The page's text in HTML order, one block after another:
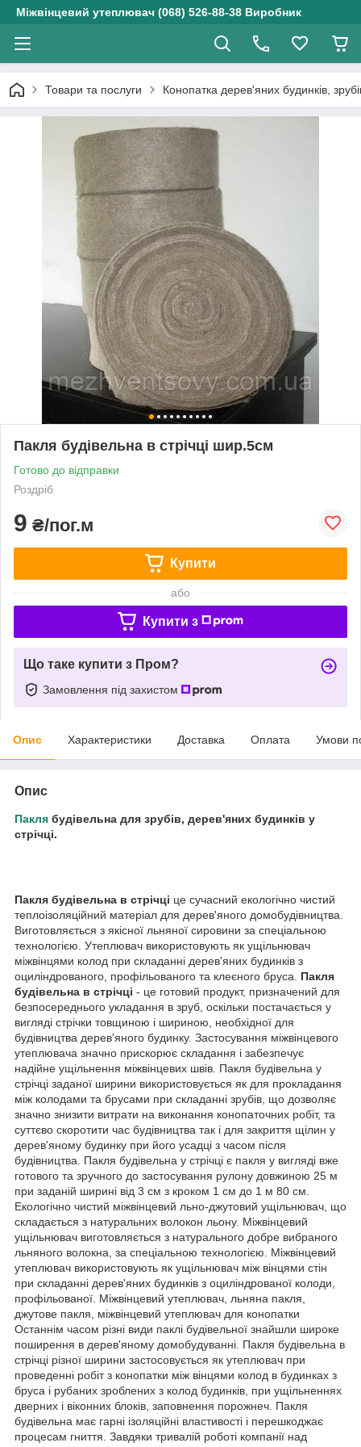
Міжвінцевий утеплювач (068) 526-88-38 Виробник
Товари та послуги Конопатка дерев'яних будинків,
Пакля будівельна в стрічці шир.5см
Готово до відправки
Роздріб
9 ₴/пог.м
Купити
або
Купити з
Що таке купити з Пром?
Замовлення під захистом
Опис Характеристики Доставка Оплата Умови
Опис
Пакля будівельна для зрубів, дерев'яних будинків у
стрічці.
Пакля будівельна в стрічці це сучасний екологічно чистий
теплоізоляційний матеріал для дерев'яного домобудівництва.
Виготовляється з якісної льняної сировини за спеціальною
технологією. Утеплювач використовують як ущільнювач
міжвінцями колод при складанні дерев'яних будинків з
оциліндрованого, профільованого та клеєного бруса. Пакля
будівельна в стрічці - це готовий продукт, призначений для
безпосереднього укладання в зруб, оскільки постачається у
вигляді стрічки товщиною і шириною, необхідної для
будівництва дерев'яного будинку. Застосування міжвінцевого
утеплювача значно прискорює складання і забезпечує
надійне ущільнення міжвінцевих швів. Пакля будівельна у
стрічці заданої ширини використовується як для прокладання
між колодами та брусами при складанні зрубів, що дозволяє
значно знизити витрати на виконання конопаточних робіт, та
суттєво скоротити час будівництва так і для закриття щілин у
дерев'яному будинку при його усадці з часом після
будівництва. Пакля будівельна у стрічці є пакля у вигляді вже
готового та зручного до застосування рулону довжиною 25 м
при заданій ширині від 3 см з кроком 1 см до 1 м 80 см.
Екологічно чистий міжвінцевий льно-джутовий ущільнювач, що
складається з натуральних волокон льону. Міжвінцевий
ущільнювач виготовляється з натурального добре вибраного
льняного волокна, за спеціальною технологією. Міжвінцевий
утеплювач використовують як ущільнювач між вінцями стін
при складанні дерев'яних будинків з оциліндрованої колоди,
профільованої. Міжвінцевий утеплювач, льняна пакля,
джутове пакля, міжвінцевий утеплювач для конопатки
Останнім часом різні види паклі будівельної знайшли широке
поширення в дерев'яному домобудуванні. Пакля будівельна в
стрічці різної ширини застосовується як утеплювач при
проведенні робіт з конопатки між вінцями колод в будинках з
бруса і рубаних зроблених з колод будинків, при ущільненнях
дверних і віконних блоків, заповнення порожнеч. Пакля
будівельна має гарні ізоляційні властивості і перешкоджає
процесам гниття. Завдяки тривалій роботі компанії над